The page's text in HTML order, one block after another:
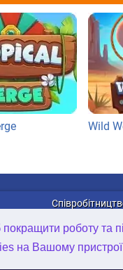
роботу та
на Вашому
Wild
Реклама
Робота в